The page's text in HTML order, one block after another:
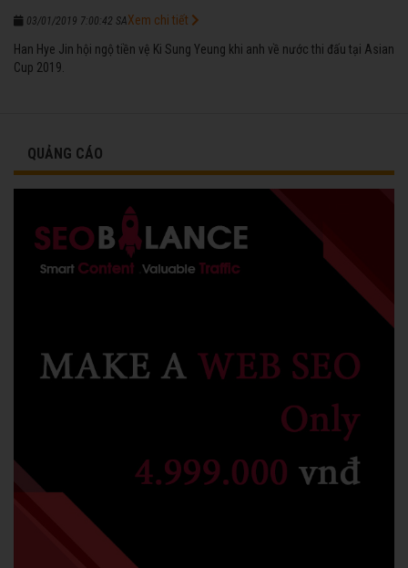
03/01/2019 7:00:42 SA
Han Hye Jin hội ngộ tiền vệ Ki Sung Yeung khi anh về nước thi đấu tại Asian
Cup 2019.
Xem chi tiết
QUẢNG CÁO